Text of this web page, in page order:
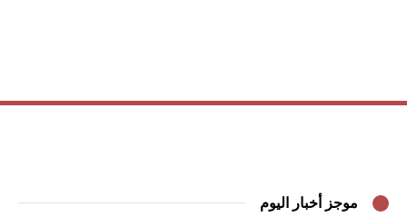
موجز أخبار اليوم